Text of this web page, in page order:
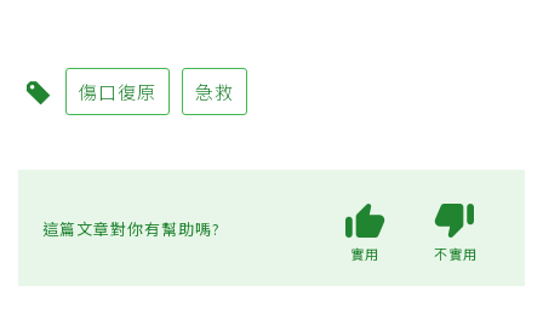
傷口復原 急救
這篇文章對你有幫助嗎?
實用 不實用